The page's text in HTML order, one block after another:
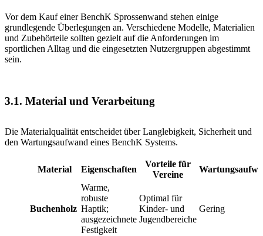
Vor dem Kauf einer BenchK Sprossenwand stehen einige
grundlegende Überlegungen an. Verschiedene Modelle, Materialien
und Zubehörteile sollten gezielt auf die Anforderungen im
sportlichen Alltag und die eingesetzten Nutzergruppen abgestimmt
sein.
3.1. Material und Verarbeitung
Die Materialqualität entscheidet über Langlebigkeit, Sicherheit und
den Wartungsaufwand eines BenchK Systems.
Material Eigenschaften
Vorteile für
Vereine
Buchenholz
Warme,
robuste
Haptik;
ausgezeichnete
Festigkeit
Optimal für
Kinder- und
Jugendbereiche
Gering